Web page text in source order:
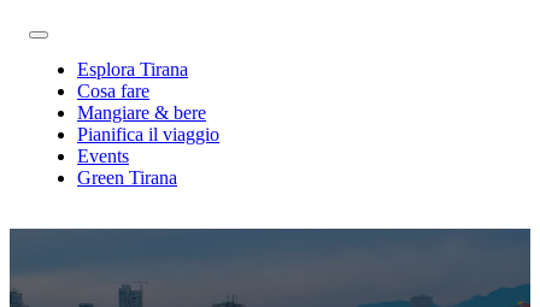
Esplora Tirana
Cosa fare
Mangiare & bere
Pianifica il viaggio
Events
Green Tirana